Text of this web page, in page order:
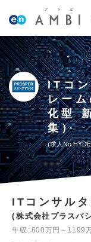
ITコ
レー
化型
集）
求人
ITコンサルタ
株式会社プラスパ
年収
600万円～1199